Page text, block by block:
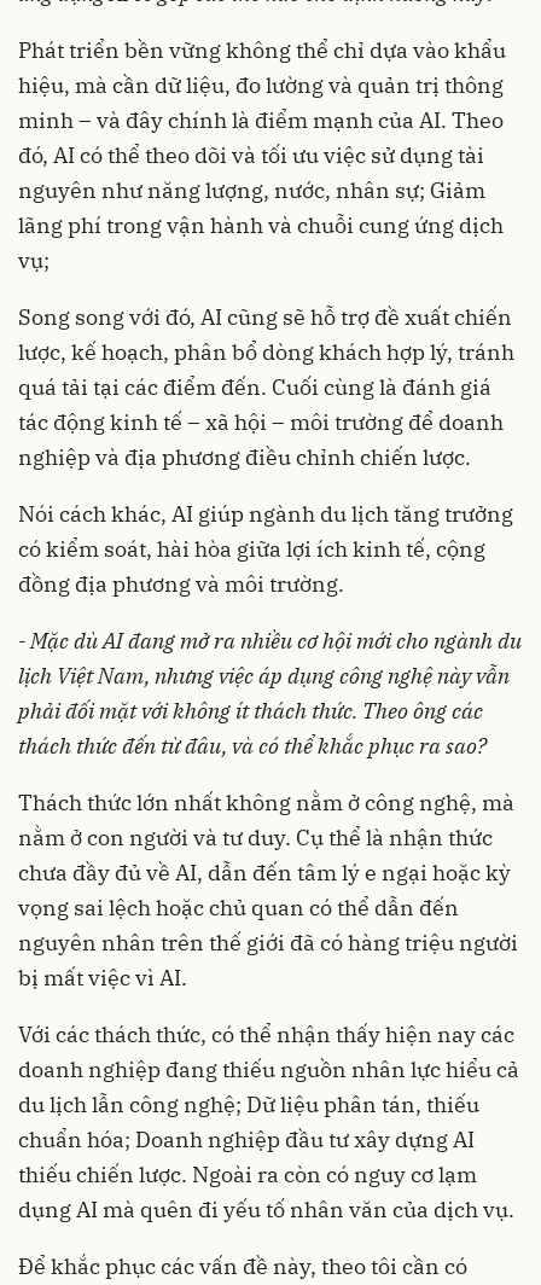
Phát triển bền vững không thể chỉ dựa vào khẩu
hiệu, mà cần dữ liệu, đo lường và quản trị thông
minh – và đây chính là điểm mạnh của AI. Theo
đó, AI có thể theo dõi và tối ưu việc sử dụng tài
nguyên như năng lượng, nước, nhân sự; Giảm
lãng phí trong vận hành và chuỗi cung ứng dịch
vụ;
Song song với đó, AI cũng sẽ hỗ trợ đề xuất chiến
lược, kế hoạch, phân bổ dòng khách hợp lý, tránh
quá tải tại các điểm đến. Cuối cùng là đánh giá
tác động kinh tế – xã hội – môi trường để doanh
nghiệp và địa phương điều chỉnh chiến lược.
Nói cách khác, AI giúp ngành du lịch tăng trưởng
có kiểm soát, hài hòa giữa lợi ích kinh tế, cộng
đồng địa phương và môi trường.
- Mặc dù AI đang mở ra nhiều cơ hội mới cho ngành du
lịch Việt Nam, nhưng việc áp dụng công nghệ này vẫn
phải đối mặt với không ít thách thức. Theo ông các
thách thức đến từ đâu, và có thể khắc phục ra sao?
Thách thức lớn nhất không nằm ở công nghệ, mà
nằm ở con người và tư duy. Cụ thể là nhận thức
chưa đầy đủ về AI, dẫn đến tâm lý e ngại hoặc kỳ
vọng sai lệch hoặc chủ quan có thể dẫn đến
nguyên nhân trên thế giới đã có hàng triệu người
bị mất việc vì AI.
Với các thách thức, có thể nhận thấy hiện nay các
doanh nghiệp đang thiếu nguồn nhân lực hiểu cả
du lịch lẫn công nghệ; Dữ liệu phân tán, thiếu
chuẩn hóa; Doanh nghiệp đầu tư xây dựng AI
thiếu chiến lược. Ngoài ra còn có nguy cơ lạm
dụng AI mà quên đi yếu tố nhân văn của dịch vụ.
Để khắc phục các vấn đề này, theo tôi cần có